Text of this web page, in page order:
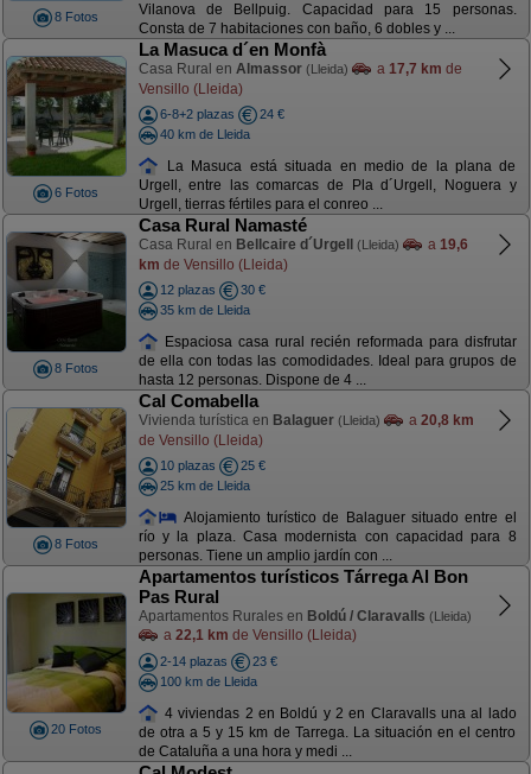
8 Fotos
Vilanova de Bellpuig. Capacidad para 15 personas.
Consta de 7 habitaciones con baño, 6 dobles y ...
6 Fotos
La Masuca d´en Monfà
Casa Rural en Almassor (Lleida) a 17,7 km de
Vensillo (Lleida)
6-8+2 plazas
24 €
40 km de Lleida
La Masuca está situada en medio de la plana de
Urgell, entre las comarcas de Pla d´Urgell, Noguera y
Urgell, tierras fértiles para el conreo ...
8 Fotos
Casa Rural Namasté
Casa Rural en Bellcaire d´Urgell (Lleida) a 19,6
km de Vensillo (Lleida)
12 plazas
30 €
35 km de Lleida
Espaciosa casa rural recién reformada para disfrutar
de ella con todas las comodidades. Ideal para grupos de
hasta 12 personas. Dispone de 4 ...
8 Fotos
Cal Comabella
Vivienda turística en Balaguer (Lleida) a 20,8 km
de Vensillo (Lleida)
10 plazas
25 €
25 km de Lleida
Alojamiento turístico de Balaguer situado entre el
río y la plaza. Casa modernista con capacidad para 8
personas. Tiene un amplio jardín con ...
20 Fotos
Apartamentos turísticos Tárrega Al Bon
Pas Rural
Apartamentos Rurales en Boldú / Claravalls (Lleida)
a 22,1 km de Vensillo (Lleida)
2-14 plazas
23 €
100 km de Lleida
4 viviendas 2 en Boldú y 2 en Claravalls una al lado
de otra a 5 y 15 km de Tarrega. La situación en el centro
de Cataluña a una hora y medi ...